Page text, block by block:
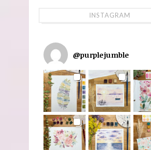
INSTAGRAM
@purplejumble